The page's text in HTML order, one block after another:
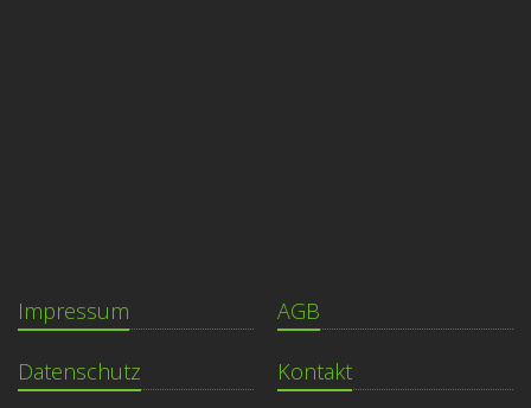
Impressum
Datenschutz
AGB
Kontakt